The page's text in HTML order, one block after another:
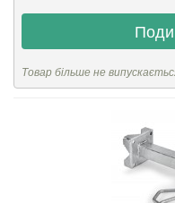
Товар більше не